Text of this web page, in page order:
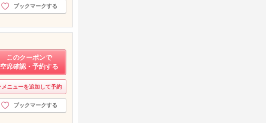
ブックマークする
このクーポンで
空席確認・予約する
メニューを追加して予約
ブックマークする